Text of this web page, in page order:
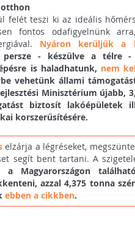
otthon
felét teszi ki az ideális
fontos odafigyelnünk
Nyáron kerüljük a
persze - készülve a télre
is haladhatunk, nem
vehetünk állami
Minisztérium újabb,
biztosít lakóépületek
korszerűsítésére.
elzárja a légréseket,
segít bent tartani. A
a Magyarországon
azzal 4,375 tonna
ebben a cikkben.